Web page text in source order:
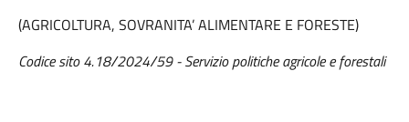
(AGRICOLTURA, SOVRANITA’ ALIMENTARE E FORESTE)
Codice sito 4.18/2024/59 - Servizio politiche agricole e forestali